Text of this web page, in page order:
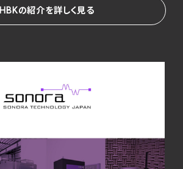
HBKの紹介を詳しく見る